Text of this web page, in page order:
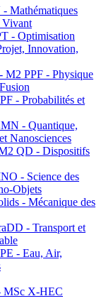
Mathématiques
Vivant
- Optimisation
Innovation,
PPF - Physique
- Probabilités et
- Quantique,
Nanosciences
QD - Dispositifs
- Science des
Objets
- Mécanique des
- Transport et
- Eau, Air,
MSc X-HEC